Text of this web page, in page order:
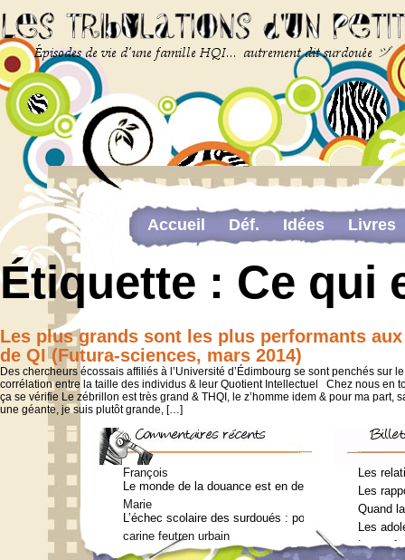
Accueil Déf. Idées
Livres
The last…
Étiquette : Ce qui
Les plus grands sont les plus performants
de QI (Futura-sciences, mars 2014)
Des chercheurs écossais affiliés à l’Université d’Édimbourg se sont penchés sur
corrélation entre la taille des individus & leur Quotient Intellectuel Chez nous en
ça se vérifie Le zébrillon est très grand & THQI, le z’homme idem & pour ma part,
une géante, je suis plutôt grande, […]
François
Le monde de la douance est en deuil : Jean-Charles
Marie
L’échec scolaire des surdoués : pourquoi ? (Journal
carine feutren urbain
Petit lexique en lien avec le surdouement à l’usage
Les
Les
Quand
Les
Les